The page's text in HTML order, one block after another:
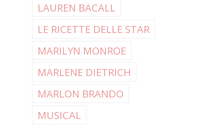
LAUREN BACALL
LE RICETTE DELLE STAR
MARILYN MONROE
MARLENE DIETRICH
MARLON BRANDO
MUSICAL